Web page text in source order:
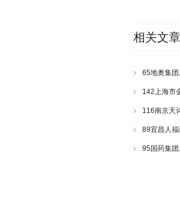
相关文章
65地奥集
气喷射筛一套
142上海市
气喷射筛一套
116南京天
气喷射筛一套
89宜昌人
射筛一套
95国药集